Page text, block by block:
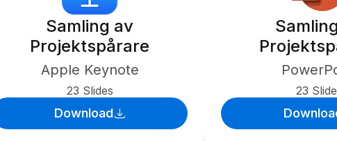
Samling av
Projektspårare
Apple Keynote
23 Slides
Download
23